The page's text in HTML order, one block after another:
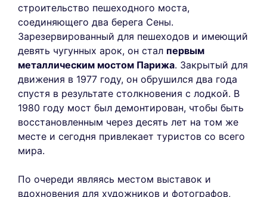
строительство пешеходного моста,
соединяющего два берега Сены.
Зарезервированный для пешеходов и имеющий
девять чугунных арок, он стал первым
металлическим мостом Парижа. Закрытый для
движения в 1977 году, он обрушился два года
спустя в результате столкновения с лодкой. В
1980 году мост был демонтирован, чтобы быть
восстановленным через десять лет на том же
месте и сегодня привлекает туристов со всего
мира.
По очереди являясь местом выставок и
вдохновения для художников и фотографов,